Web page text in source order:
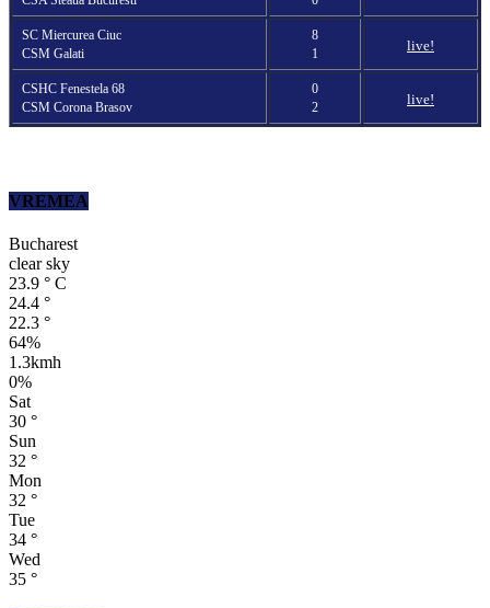
SC Miercurea Ciuc
CSM Galati
8
1
live!
CSHC Fenestela 68
CSM Corona Brasov
0
2
live!
VREMEA
Bucharest
clear sky
23.9 ° C
24.4 °
22.3 °
64%
1.3kmh
0%
Sat
30 °
Sun
32 °
Mon
32 °
Tue
34 °
Wed
35 °